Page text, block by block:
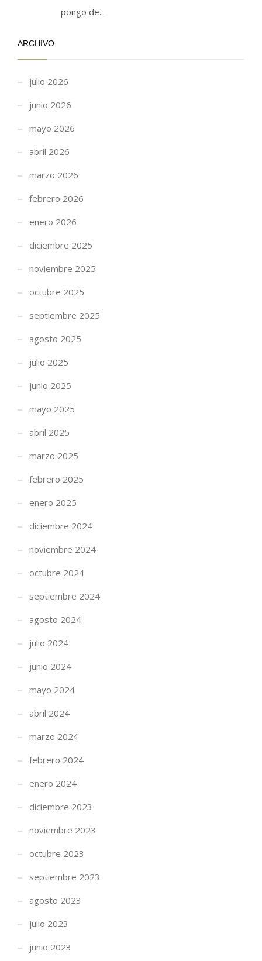
pongo de...
ARCHIVO
julio 2026
junio 2026
mayo 2026
abril 2026
marzo 2026
febrero 2026
enero 2026
diciembre 2025
noviembre 2025
octubre 2025
septiembre 2025
agosto 2025
julio 2025
junio 2025
mayo 2025
abril 2025
marzo 2025
febrero 2025
enero 2025
diciembre 2024
noviembre 2024
octubre 2024
septiembre 2024
agosto 2024
julio 2024
junio 2024
mayo 2024
abril 2024
marzo 2024
febrero 2024
enero 2024
diciembre 2023
noviembre 2023
octubre 2023
septiembre 2023
agosto 2023
julio 2023
junio 2023